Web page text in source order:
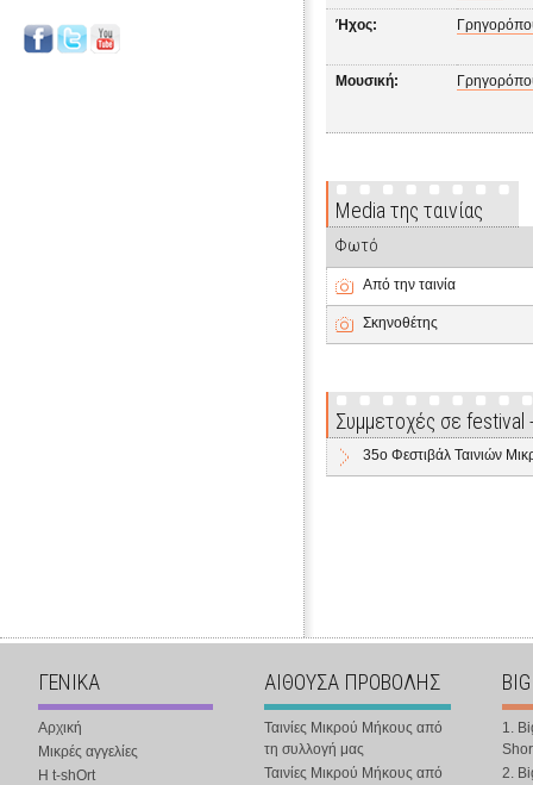
Ήχος:
Μουσική:
Media της ταινίας
Φωτό
Από την ταινία
Σκηνοθέτης
Συμμετοχές σε
35o Φεστιβάλ Ταινιών
ΓΕΝΙΚΑ
Αρχική
Μικρές αγγελίες
Η t-shOrt
ΑΙΘΟΥΣΑ ΠΡΟΒΟΛΗΣ
Ταινίες Μικρού Μήκους από
τη συλλογή μας
Ταινίες Μικρού Μήκους από
1.
2.